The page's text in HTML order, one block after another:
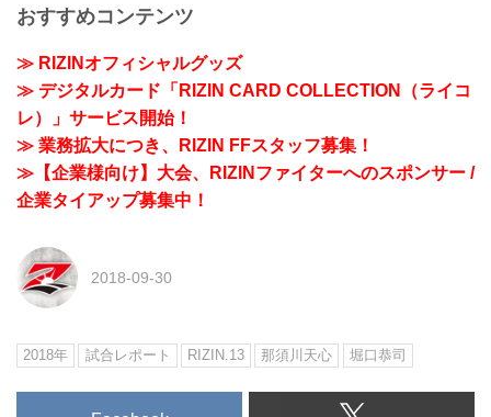
おすすめコンテンツ
≫ RIZINオフィシャルグッズ
≫ デジタルカード「RIZIN CARD COLLECTION（ライコ
レ）」サービス開始！
≫ 業務拡大につき、RIZIN FFスタッフ募集！
≫【企業様向け】大会、RIZINファイターへのスポンサー /
企業タイアップ募集中！
2018-09-30
2018年 試合レポート RIZIN.13 那須川天心 堀口恭司